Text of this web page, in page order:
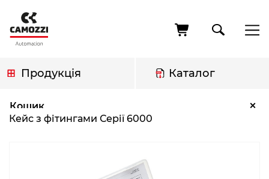
основного
вмісту
Продукція Каталог
Кошик ×
навіґації
Кейс з фітингами Серії 6000